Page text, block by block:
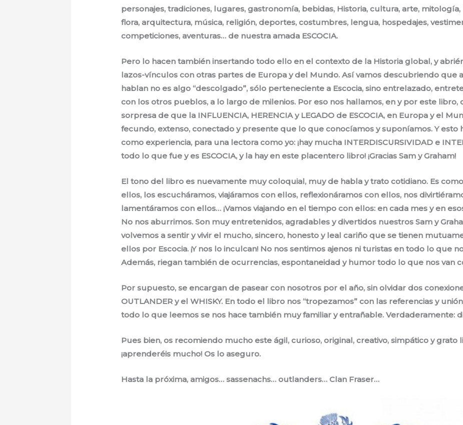
personajes, tradiciones, lugares, gastronomía, bebidas, Historia, cultura, arte,
flora, arquitectura, música, religión, deportes, costumbres, lengua, hospedajes,
competiciones, aventuras… de nuestra amada ESCOCIA.
Pero lo hacen también insertando todo ello en el contexto de la Historia global, y
lazos-vínculos con otras partes de Europa y del Mundo. Así vamos descubriendo que
hablan no es algo “descolgado”, sólo perteneciente a Escocia, sino entrelazado,
con los otros pueblos, a lo largo de milenios. Por eso nos hallamos, en y por este libro,
sorpresa de que la INFLUENCIA, HERENCIA y LEGADO de ESCOCIA, en Europa y el
fecundo, extenso, conectado y presente que lo que conocíamos y suponíamos. Y esto
como experiencia, para una lectora como yo: ¡hay mucha INTERDISCURSIVIDAD e
todo lo que fue y es ESCOCIA, y la hay en este placentero libro! ¡Gracias Sam y Graham!
El tono del libro es nuevamente muy coloquial, muy de habla y trato cotidiano. Es
ellos, los escucháramos, viajáramos con ellos, reflexionáramos con ellos, nos
lamentáramos con ellos… ¡Vamos viajando en el tiempo con ellos: en cada mes y en
No nos aburrimos. Son muy entretenidos, agradables y divertidos nuestros Sam y
volvemos a sentir y vivir el mucho, sincero, honesto y leal cariño que se tienen
ellos por Escocia. ¡Y nos lo inculcan! No nos sentimos ajenos ni turistas en todo lo que
Además, riegan también de ocurrencias, espontaneidad y humor todo lo que nos van
Por supuesto, se encargan de pasear con nosotros por el año, sin olvidar dos
OUTLANDER y el WHISKY. En todo el libro nos “tropezamos” con las referencias y
todo lo que leemos se nos hace también muy familiar y entrañable. Verdaderamente:
Pues bien, os recomiendo mucho este ágil, curioso, original, creativo, simpático y grato
¡aprenderéis mucho! Os lo aseguro.
Hasta la próxima, amigos… sassenachs… outlanders… Clan Fraser…